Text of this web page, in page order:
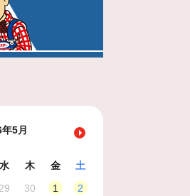
5月
水 木 金
土
29 30 1
2